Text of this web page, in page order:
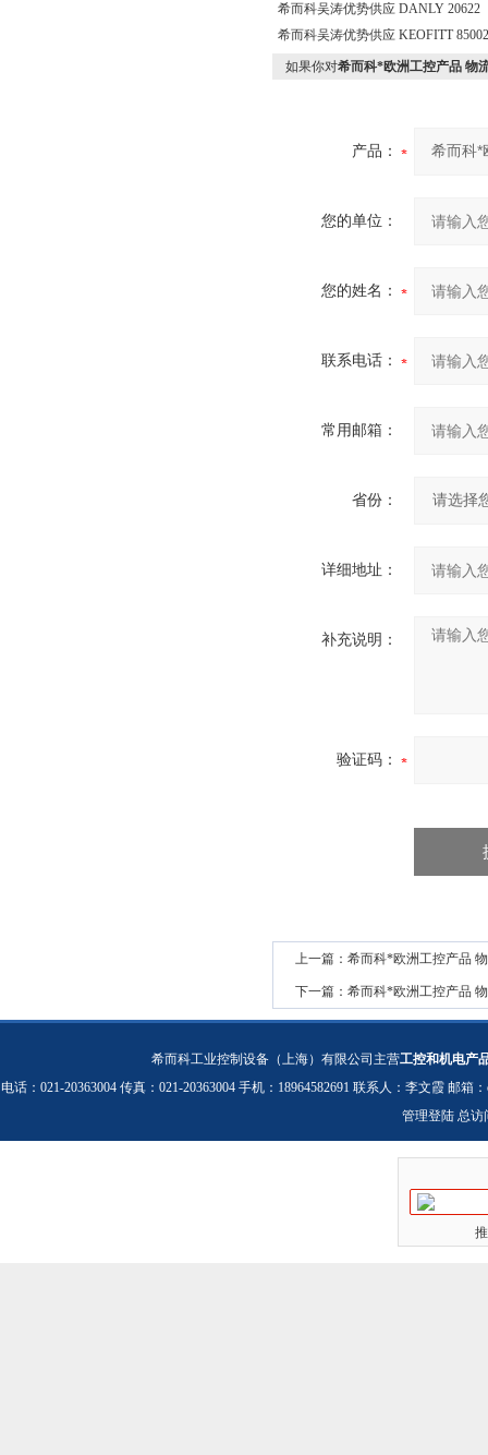
希而科吴涛优势供应 DANLY 20622
希而科吴涛优势供应 KEOFITT
如果你对希而科*欧洲工控产品 物
产品：
您的单位：
您的姓名：
联系电话：
常用邮箱：
省份：
详细地址：
补充说明：
验证码：
上一篇： 希而科*欧洲工控产品 物
下一篇： 希而科*欧洲工控产品
希而科工业控制设备（上海）有限公司主营工控和机电产
电话：021-20363004 传真：021-20363004 手机：18964582691 联系人：李文霞 邮箱：
管理登陆 总访